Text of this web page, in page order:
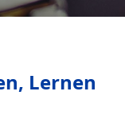
Lernen